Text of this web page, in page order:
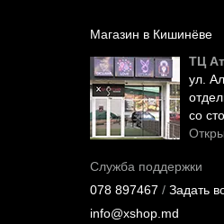
Магазин в Кишинёве
ТЦ
ул.
со
Служба поддержки
078 897467 / Задать
info@xshop.md